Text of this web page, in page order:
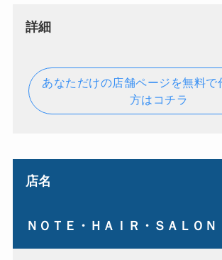
詳細
あなただけの店舗ページを無料で
方はコチラ
店名
ＮＯＴＥ・ＨＡＩＲ・ＳＡＬＯＮ